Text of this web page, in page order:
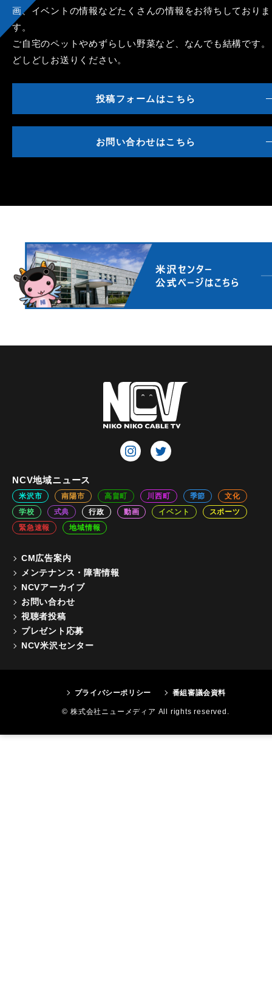
画、イベントの情報などたくさんの情報をお待ちしておりま
す。
ご自宅のペットやめずらしい野菜など、なんでも結構です。
どしどしお送りください。
投稿フォームはこちら
お問い合わせはこちら
NCV地域ニュース
米沢市 南陽市 高畠町 川西町 季節
文化
学校
式典 行政 動画 イベント
スポーツ
緊急速報
地域情報
CM広告案内
メンテナンス・障害情報
NCVアーカイブ
お問い合わせ
視聴者投稿
プレゼント応募
NCV米沢センター
プライバシーポリシー 番組審議会資料
© 株式会社ニューメディア All rights reserved.